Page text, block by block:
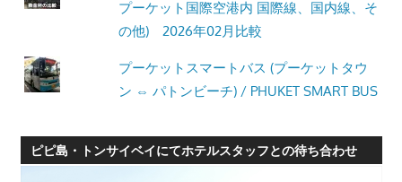
プーケット国際空港内 国際線、国内線、そ
の他) 2026年02月比較
プーケットスマートバス (プーケットタウ
ン ⇔ パトンビーチ) / PHUKET SMART BUS
ピピ島・トンサイベイにてホテルスタッフとの待ち合わせ